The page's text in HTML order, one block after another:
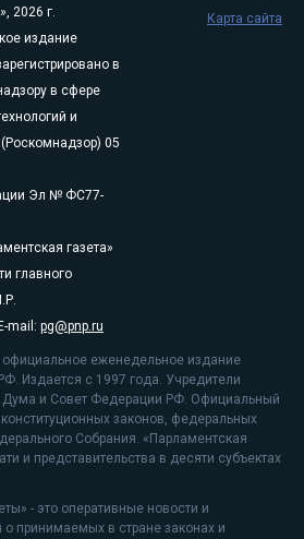
2026 г.
издание
в
в сфере
и
05
Эл № ФС77-
газета»
главного
mail: pg@pnp.ru
официальное еженедельное издание
Издается с 1997 года. Учредители
Дума и Совет Федерации РФ. Официальный
законов, федеральных
Собрания. «Парламентская
и представительства в десяти субъектах
- это оперативные новости и
принимаемых в стране законах и
Карта сайта